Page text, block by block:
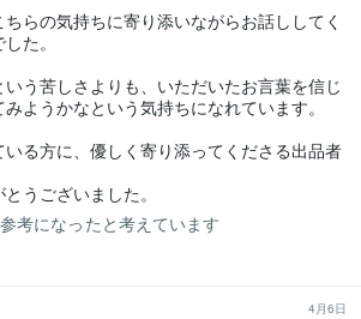
らの気持ちに寄り添いながらお話ししてく
た。
う苦しさよりも、いただいたお言葉を信じ
ようかなという気持ちになれています。
る方に、優しく寄り添ってくださる出品者
うございました。
考になったと考えています
4月6日